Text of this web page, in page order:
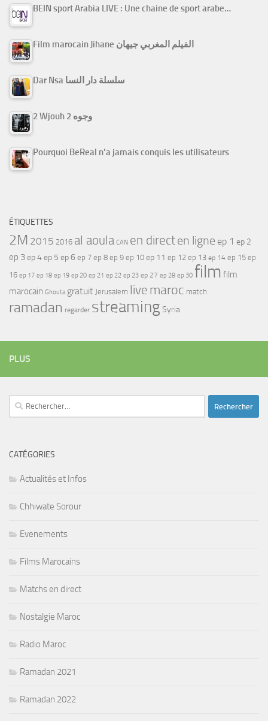
BEIN sport Arabia LIVE : Une chaine de sport arabe…
Film marocain Jihane الفيلم المغربي جيهان
Dar Nsa سلسلة دار النسا
2 Wjouh 2 وجوه
Pourquoi BeReal n’a jamais conquis les utilisateurs
ÉTIQUETTES
2M 2015 2016 al aoula CAN en directen ligne ep 1 ep 2
ep 3ep 4ep 5 ep 6 ep 7 ep 8 ep 9 ep 10 ep 11 ep 12 ep 13 ep 14 ep 15 ep
16 ep 17 ep 18 ep 19 ep 20 ep 21 ep 22 ep 23 ep 27 ep 28 ep 30 film film
marocain Ghouta gratuit Jerusalem live maroc match
ramadan regarder streamingSyria
PLUS
Rechercher :
CATÉGORIES
Actualités et Infos
Chhiwate Sorour
Evenements
Films Marocains
Matchs en direct
Nostalgie Maroc
Radio Maroc
Ramadan 2021
Ramadan 2022